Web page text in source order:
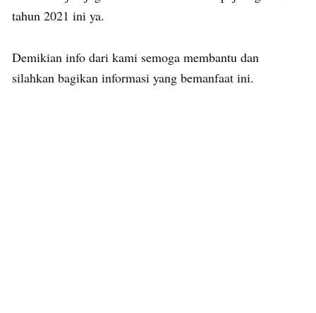
tahun 2021 ini ya.
Demikian info dari kami semoga membantu dan
silahkan bagikan informasi yang bemanfaat ini.